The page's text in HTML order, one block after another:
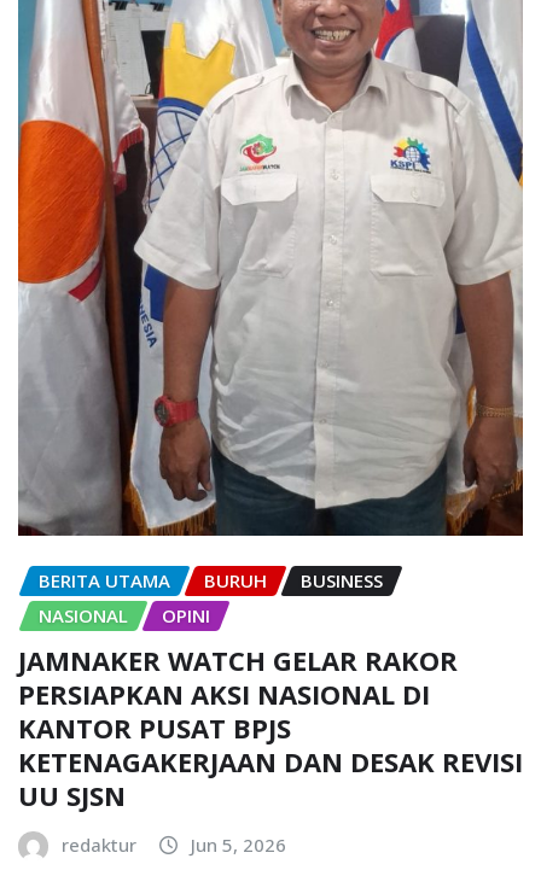
BERITA UTAMA BURUH
BUSINESS
NASIONAL
OPINI
JAMNAKER WATCH GELAR RAKOR
PERSIAPKAN AKSI NASIONAL DI
KANTOR PUSAT BPJS
KETENAGAKERJAAN DAN DESAK REVISI
UU SJSN
redaktur Jun 5, 2026